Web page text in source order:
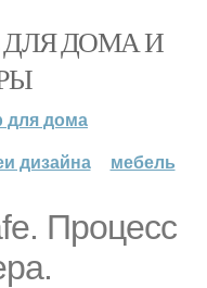
ДЛЯ ДОМА И
для дома
дизайна мебель
Процесс